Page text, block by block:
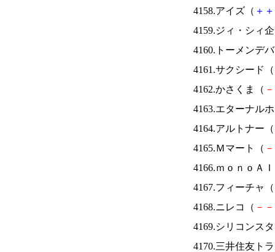
4158.アイズ（ ＋ ＋
4159.ジィ・シィ
4160.トーメンデ
4161.サクシード（
4162.かさくま（ －
4163.エターナル
4164.アルトナー（
4165.Ｍマート（ －
4166.ｍｏｎｏＡ
4167.フィーチャ（
4168.ニレコ（ － －
4169.シリコンス
4170.三井住友ト